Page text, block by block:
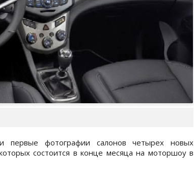
первые фотографии салонов четырех новых
состоится в конце месяца на моторшоу в